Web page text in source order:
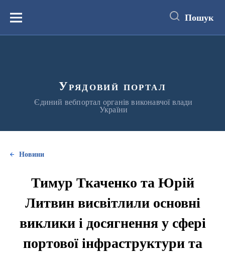
вмістуМеню Пошук
Урядовий портал
Єдиний вебпортал органів виконавчої влади
України
Новини
Тимур Ткаченко та Юрій
Литвин висвітлили основні
виклики і досягнення у сфері
портової інфраструктури та